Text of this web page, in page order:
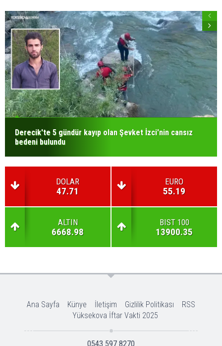
Derecik'te 5 gündür kayıp olan Şevket İzci'nin cansız
bedeni bulundu
DOLAR
47.71
EURO
55.19
ALTIN
6668.98
BIST 100
13900.35
Ana Sayfa Künye İletişim Gizlilik Politikası
RSS
Yüksekova İftar Vakti 2025
0543 597 8270